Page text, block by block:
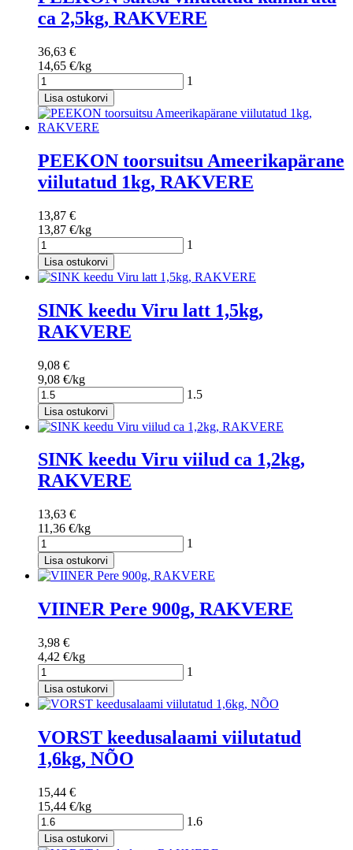
ca 2,5kg, RAKVERE
36,63 €
14,65 €/kg
1
Lisa ostukorvi
PEEKON toorsuitsu Ameerikapärane
viilutatud 1kg, RAKVERE
13,87 €
13,87 €/kg
1
Lisa ostukorvi
SINK keedu Viru latt 1,5kg,
RAKVERE
9,08 €
9,08 €/kg
1.5
Lisa ostukorvi
SINK keedu Viru viilud ca 1,2kg,
RAKVERE
13,63 €
11,36 €/kg
1
Lisa ostukorvi
VIINER Pere 900g, RAKVERE
3,98 €
4,42 €/kg
1
Lisa ostukorvi
VORST keedusalaami viilutatud
1,6kg, NÕO
15,44 €
15,44 €/kg
1.6
Lisa ostukorvi